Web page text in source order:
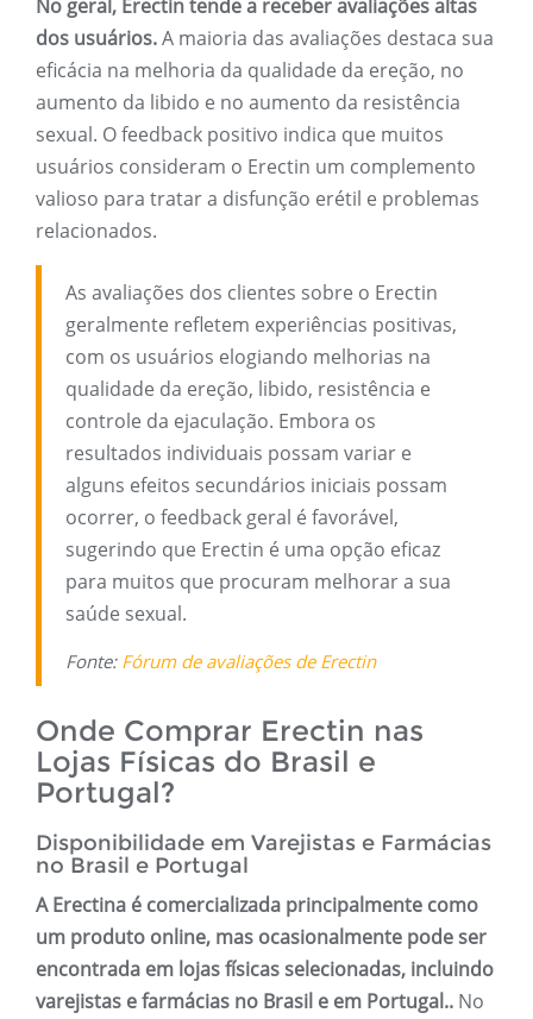
No geral, Erectin tende a receber avaliações altas
dos usuários.A maioria das avaliações destaca sua
eficácia na melhoria da qualidade da ereção, no
aumento da libido e no aumento da resistência
sexual. O feedback positivo indica que muitos
usuários consideram o Erectin um complemento
valioso para tratar a disfunção erétil e problemas
relacionados.
As avaliações dos clientes sobre o Erectin
geralmente refletem experiências positivas,
com os usuários elogiando melhorias na
qualidade da ereção, libido, resistência e
controle da ejaculação. Embora os
resultados individuais possam variar e
alguns efeitos secundários iniciais possam
ocorrer, o feedback geral é favorável,
sugerindo que Erectin é uma opção eficaz
para muitos que procuram melhorar a sua
saúde sexual.
Fonte: Fórum de avaliações de Erectin
Onde Comprar Erectin nas
Lojas Físicas do Brasil e
Portugal?
Disponibilidade em Varejistas e Farmácias
no Brasil e Portugal
A Erectina é comercializada principalmente como
um produto online, mas ocasionalmente pode ser
encontrada em lojas físicas selecionadas, incluindo
varejistas e farmácias no Brasil e em Portugal.. No